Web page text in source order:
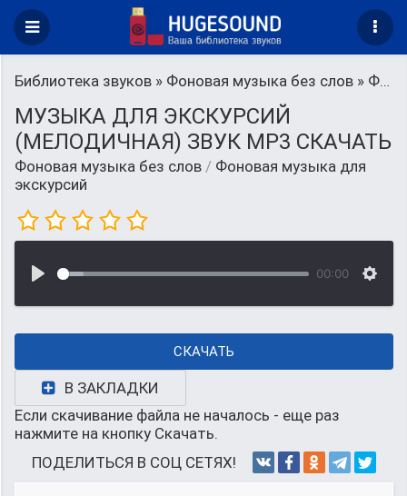
Библиотека звуков » Фоновая музыка без слов » Фоновая музыка для экскурсий
МУЗЫКА ДЛЯ ЭКСКУРСИЙ
(МЕЛОДИЧНАЯ) ЗВУК MP3 СКАЧАТЬ
Фоновая музыка без слов / Фоновая музыка для
экскурсий
00:00
СКАЧАТЬ
В ЗАКЛАДКИ
Если скачивание файла не началось - еще раз
нажмите на кнопку Скачать.
ПОДЕЛИТЬСЯ В СОЦ СЕТЯХ!